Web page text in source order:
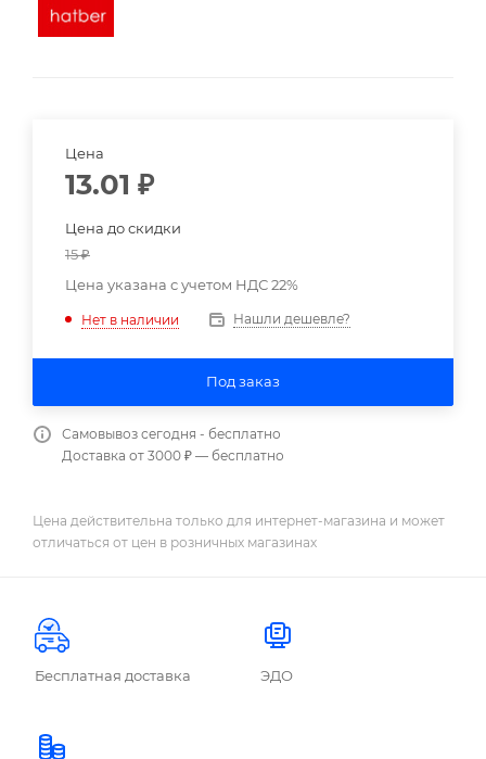
Цена
13.01 ₽
Цена до скидки
15₽
Цена указана с учетом НДС 22%
Нет в наличии Нашли дешевле?
Под заказ
Самовывоз сегодня - бесплатно
Доставка от 3000 ₽ — бесплатно
Цена действительна только для интернет-магазина и может
отличаться от цен в розничных магазинах
Бесплатная доставка ЭДО